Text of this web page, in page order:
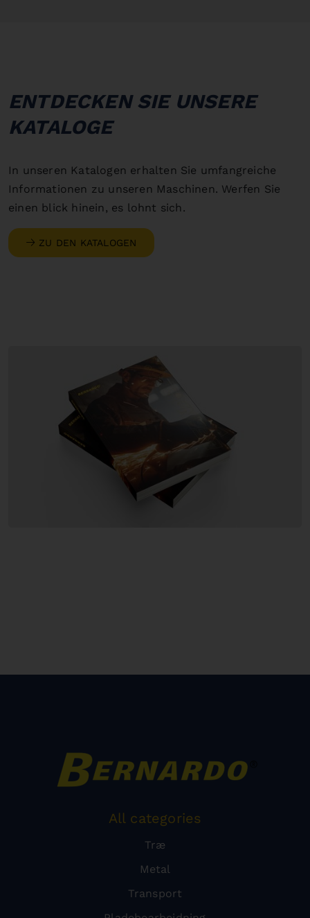
ENTDECKEN SIE UNSERE
KATALOGE
In unseren Katalogen erhalten Sie umfangreiche
Informationen zu unseren Maschinen. Werfen Sie
einen blick hinein, es lohnt sich.
ZU DEN KATALOGEN
All categories
Træ
Metal
Transport